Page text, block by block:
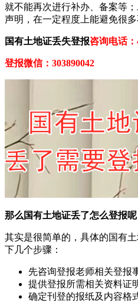
就不能再次进行补办、备案等
声明，在一定程度上能避免很多
国有土地证丢失登报咨询电话：
登报微信：303890042
那么国有土地证丢了怎么登报呢
其实是很简单的，具体的国有
下几个步骤：
先咨询登报老师相关登报
提供登报所需相关资料证
确定刊登的报纸及内容格